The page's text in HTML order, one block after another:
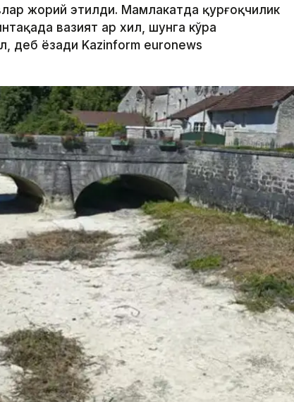
жорий этилди. Мамлакатда қурғоқчилик
вазият ҳар хил, шунга кўра
деб ёзади Kazinform еuronews